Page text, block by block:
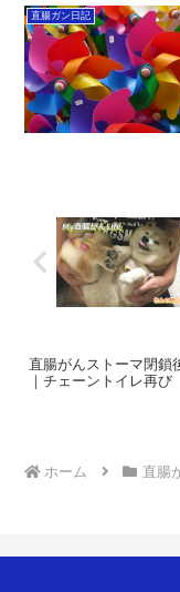
直腸ガン日記
直腸がんストーマ閉鎖
｜チェーントイレ再び
ホーム 直腸